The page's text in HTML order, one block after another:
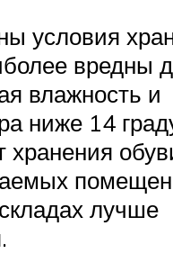
условия
вредны
влажность и
ниже 14
хранения
лучше